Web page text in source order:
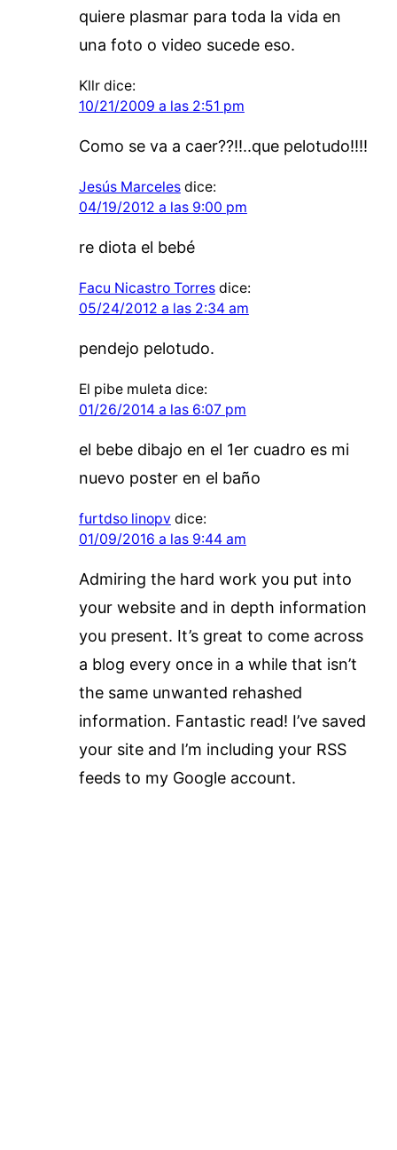
quiere plasmar para toda la vida en
una foto o video sucede eso.
Kllr dice:
10/21/2009 a las 2:51 pm
Como se va a caer??!!..que pelotudo!!!!
Jesús Marceles dice:
04/19/2012 a las 9:00 pm
re diota el bebé
Facu Nicastro Torres dice:
05/24/2012 a las 2:34 am
pendejo pelotudo.
El pibe muleta dice:
01/26/2014 a las 6:07 pm
el bebe dibajo en el 1er cuadro es mi
nuevo poster en el baño
furtdso linopv dice:
01/09/2016 a las 9:44 am
Admiring the hard work you put into
your website and in depth information
you present. It’s great to come across
a blog every once in a while that isn’t
the same unwanted rehashed
information. Fantastic read! I’ve saved
your site and I’m including your RSS
feeds to my Google account.